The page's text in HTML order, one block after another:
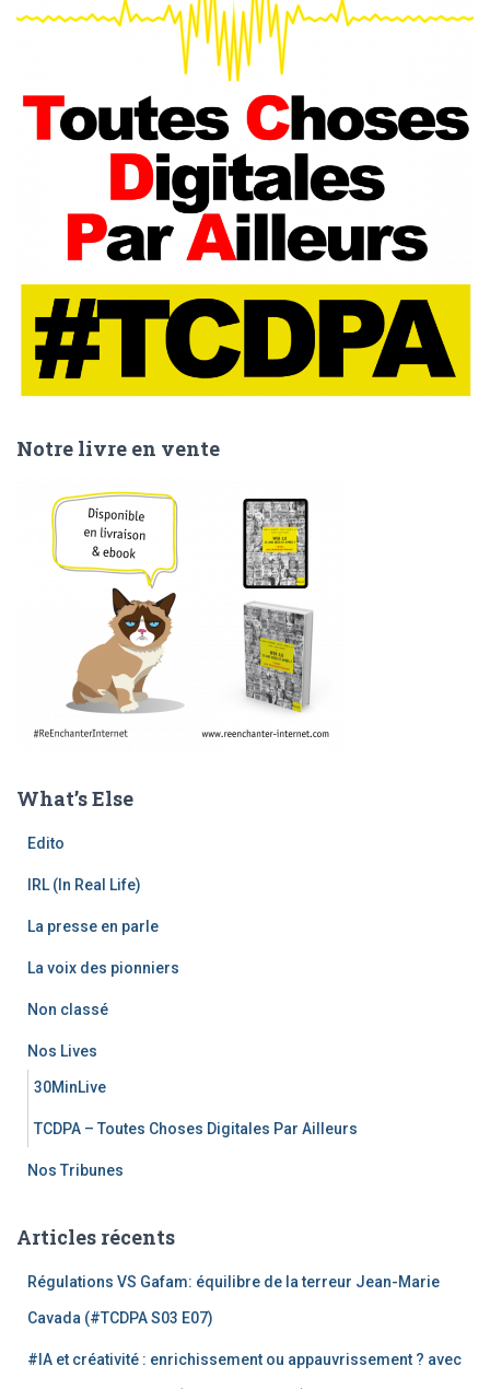
Notre livre en vente
What’s Else
Edito
IRL (In Real Life)
La presse en parle
La voix des pionniers
Non classé
Nos Lives
30MinLive
TCDPA – Toutes Choses Digitales Par Ailleurs
Nos Tribunes
Articles récents
Régulations VS Gafam: équilibre de la terreur Jean-Marie
Cavada (#TCDPA S03 E07)
#IA et créativité : enrichissement ou appauvrissement ? avec